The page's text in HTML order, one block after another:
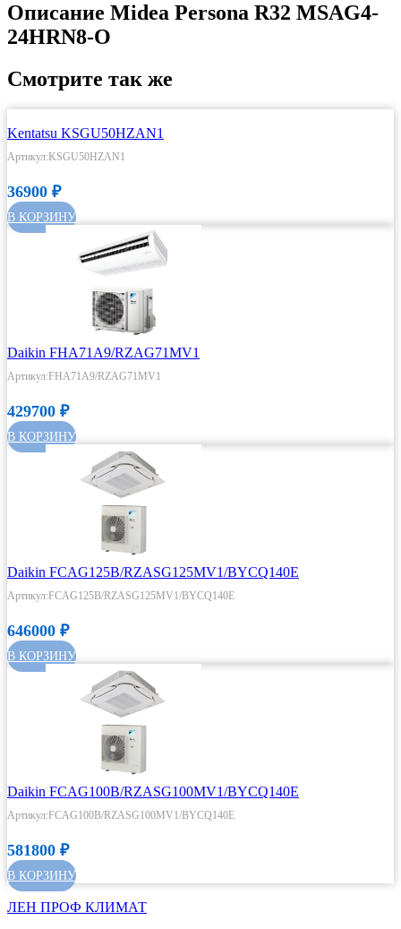
Описание Midea Persona R32 MSAG4-
24HRN8-O
Смотрите так же
Kentatsu KSGU50HZAN1
Артикул:KSGU50HZAN1
36900 ₽
В КОРЗИНУ
Daikin FHA71A9/RZAG71MV1
Артикул:FHA71A9/RZAG71MV1
429700 ₽
В КОРЗИНУ
Daikin FCAG125B/RZASG125MV1/BYCQ140E
Артикул:FCAG125B/RZASG125MV1/BYCQ140E
646000 ₽
В КОРЗИНУ
Daikin FCAG100B/RZASG100MV1/BYCQ140E
Артикул:FCAG100B/RZASG100MV1/BYCQ140E
581800 ₽
В КОРЗИНУ
ЛЕН ПРОФ КЛИМАТ